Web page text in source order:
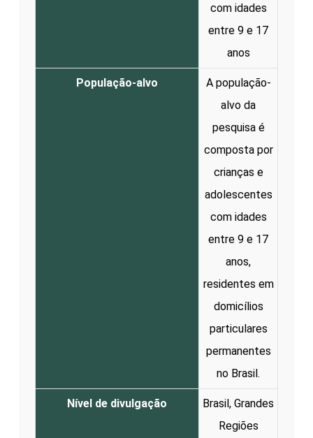
com idades
entre 9 e 17
anos
População-alvo
A população-
alvo da
pesquisa é
composta por
crianças e
adolescentes
com idades
entre 9 e 17
anos,
residentes em
domicílios
particulares
permanentes
no Brasil.
Nível de divulgação
Brasil, Grandes
Regiões